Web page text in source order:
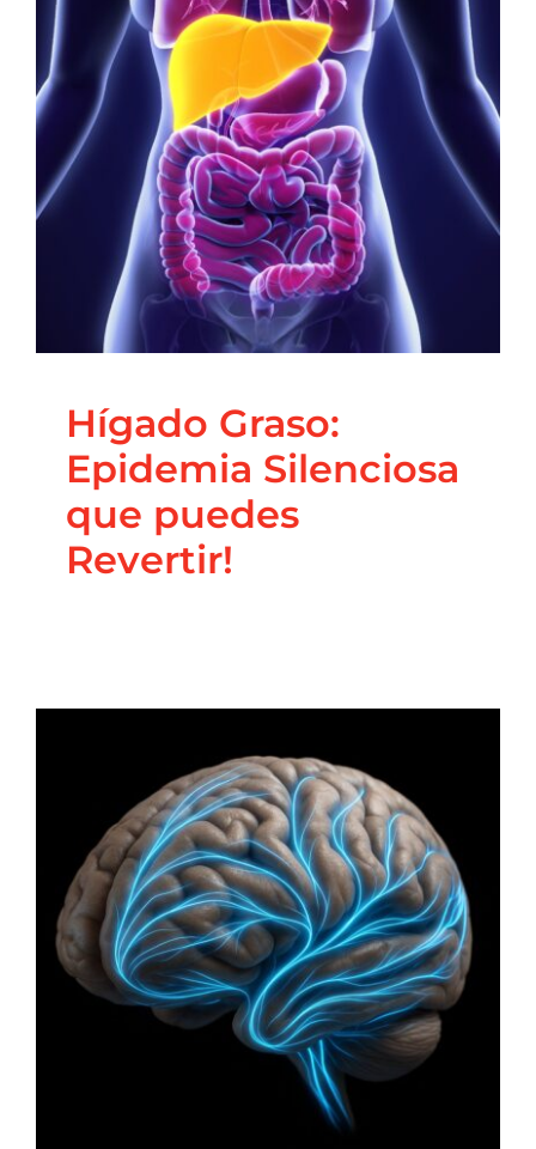
Hígado Graso:
Epidemia Silenciosa
que puedes Revertir!
Blog Principal Salud Integrativa
Hígado Graso:
Epidemia Silenciosa
que puedes
Revertir!
EL SISTEMA
GLINFÁTICO: TU
CEREBRO SE «LAVA»
MIENTRAS DUERMES
Principal Salud Integrativa